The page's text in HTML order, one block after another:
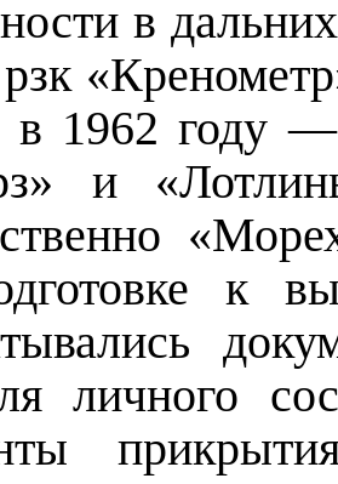
в
в 1962 году
и
к
личного